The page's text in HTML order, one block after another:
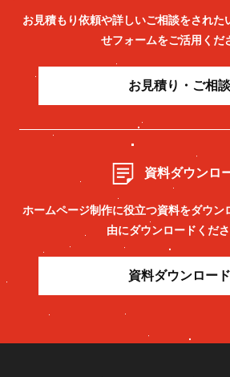
お見積もり依頼や詳しいご相談をされた
せフォームをご活用くだ
お見積り・ご相談
資料ダウンロ
ホームページ制作に役立つ資料をダウン
由にダウンロードくださ
資料ダウンロード